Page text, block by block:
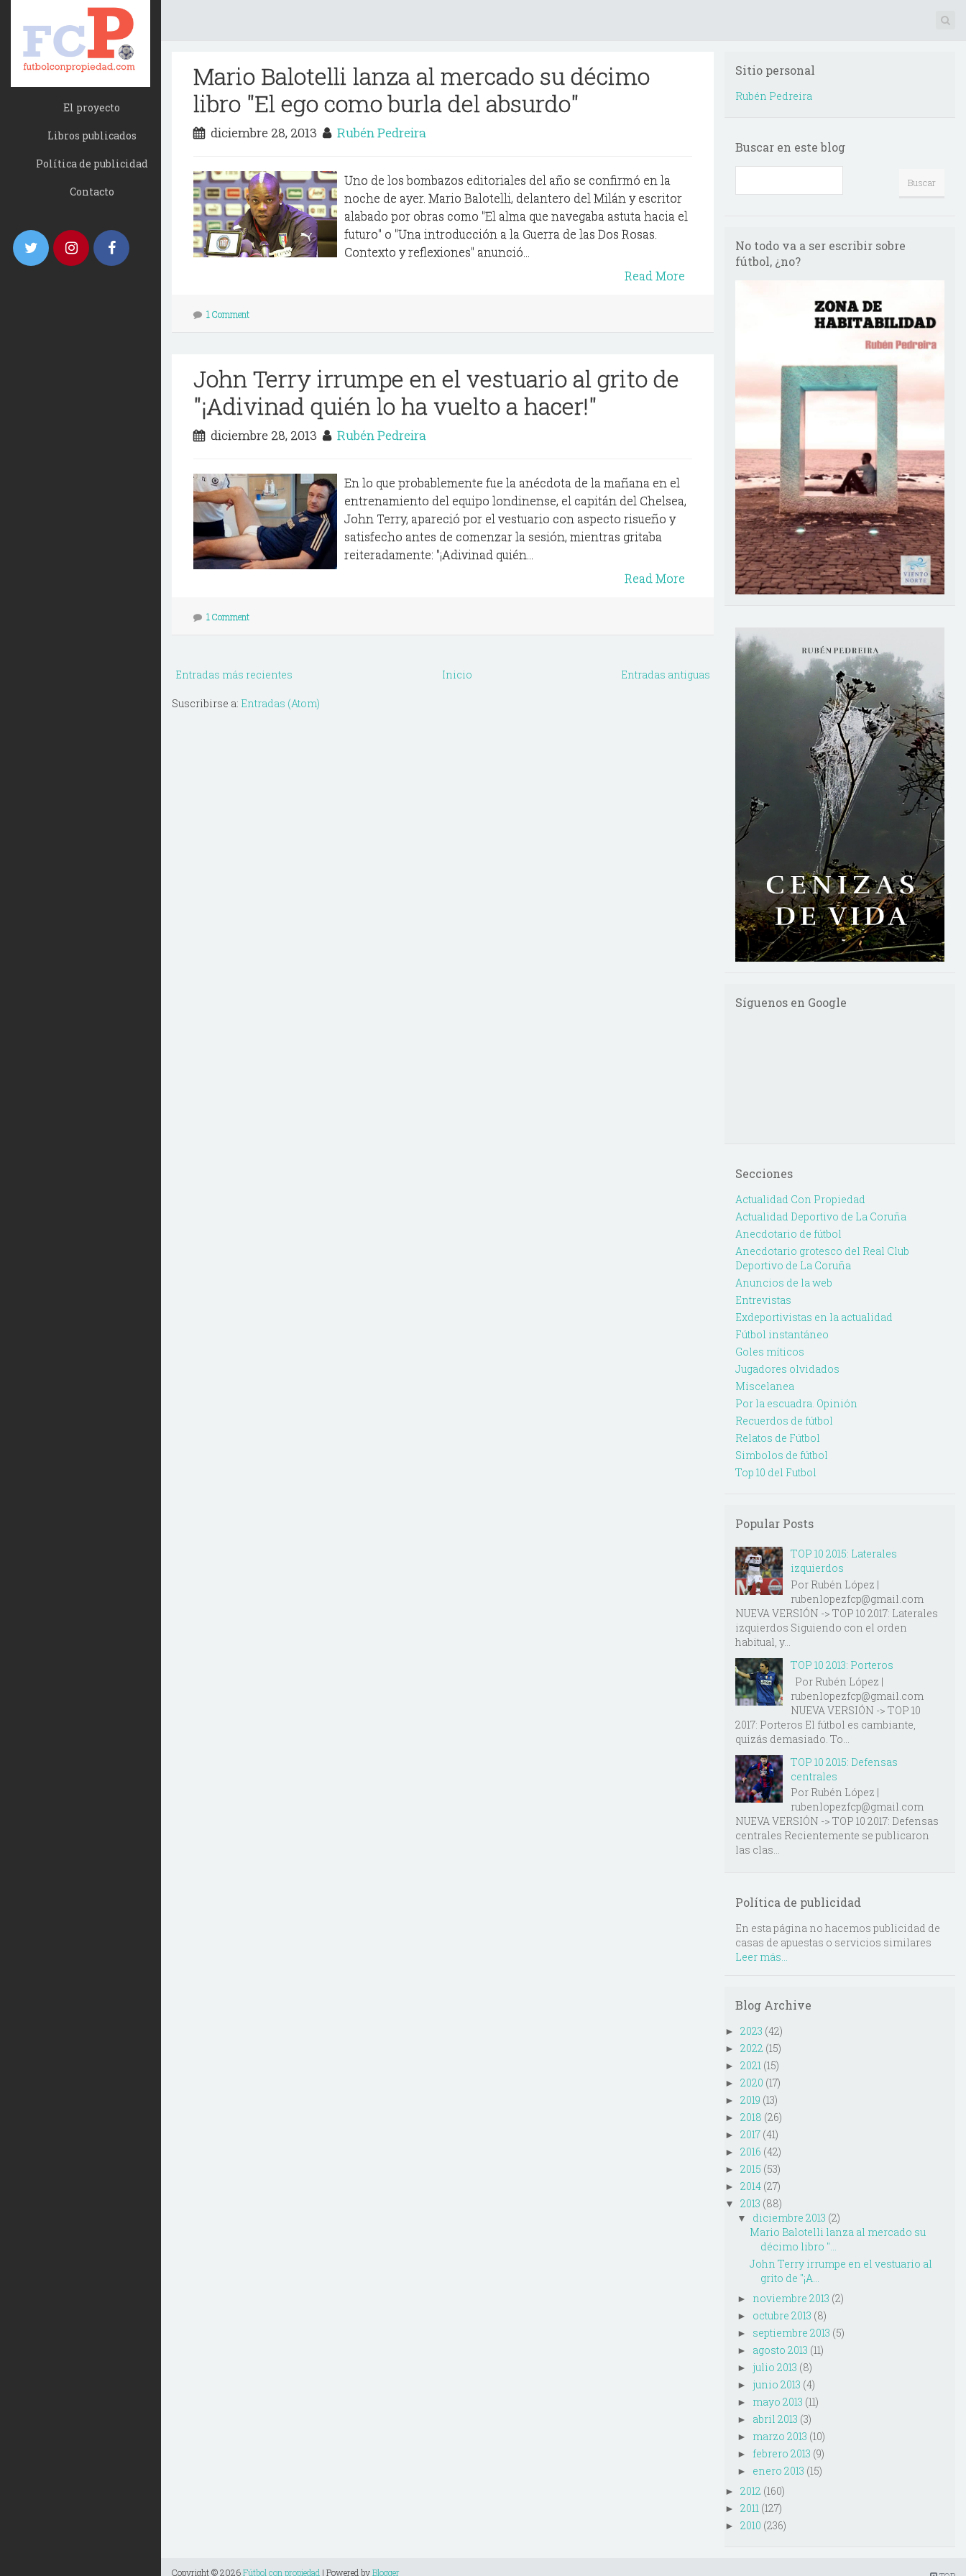
El proyecto
Libros publicados
Política de publicidad
Contacto
Mario Balotelli lanza al mercado su décimo
libro "El ego como burla del absurdo"
diciembre 28, 2013 Rubén Pedreira
Uno de los bombazos editoriales del año se confirmó en la
noche de ayer. Mario Balotelli, delantero del Milán y escritor
alabado por obras como "El alma que navegaba astuta hacia el
futuro" o "Una introducción a la Guerra de las Dos Rosas.
Contexto y reflexiones" anunció...
Read More
1 Comment
John Terry irrumpe en el vestuario al grito de
"¡Adivinad quién lo ha vuelto a hacer!"
diciembre 28, 2013 Rubén Pedreira
En lo que probablemente fue la anécdota de la mañana en el
entrenamiento del equipo londinense, el capitán del Chelsea,
John Terry, apareció por el vestuario con aspecto risueño y
satisfecho antes de comenzar la sesión, mientras gritaba
reiteradamente: "¡Adivinad quién...
Read More
1 Comment
Entradas más recientes Entradas antiguas
Inicio
Suscribirse a: Entradas (Atom)
Sitio personal
Rubén Pedreira
Buscar en este blog
No todo va a ser escribir sobre
fútbol, ¿no?
Síguenos en Google
Secciones
Actualidad Con Propiedad
Actualidad Deportivo de La Coruña
Anecdotario de fútbol
Anecdotario grotesco del Real Club
Deportivo de La Coruña
Anuncios de la web
Entrevistas
Exdeportivistas en la actualidad
Fútbol instantáneo
Goles míticos
Jugadores olvidados
Miscelanea
Por la escuadra. Opinión
Recuerdos de fútbol
Relatos de Fútbol
Simbolos de fútbol
Top 10 del Futbol
Popular Posts
TOP 10 2015: Laterales
izquierdos
Por Rubén López |
rubenlopezfcp@gmail.com
NUEVA VERSIÓN -> TOP 10 2017: Laterales
izquierdos Siguiendo con el orden
habitual, y...
TOP 10 2013: Porteros
Por Rubén López |
rubenlopezfcp@gmail.com
NUEVA VERSIÓN -> TOP 10
2017: Porteros El fútbol es cambiante,
quizás demasiado. To...
TOP 10 2015: Defensas
centrales
Por Rubén López |
rubenlopezfcp@gmail.com
NUEVA VERSIÓN -> TOP 10 2017: Defensas
centrales Recientemente se publicaron
las clas...
Política de publicidad
En esta página no hacemos publicidad de
casas de apuestas o servicios similares
Leer más...
Blog Archive
► 2023 (42)
► 2022 (15)
► 2021 (15)
► 2020 (17)
► 2019 (13)
► 2018 (26)
► 2017 (41)
► 2016 (42)
► 2015 (53)
► 2014 (27)
▼ 2013 (88)
▼ diciembre 2013 (2)
Mario Balotelli lanza al mercado su
décimo libro "...
John Terry irrumpe en el vestuario al
grito de "¡A...
► noviembre 2013 (2)
► octubre 2013 (8)
► septiembre 2013 (5)
► agosto 2013 (11)
► julio 2013 (8)
► junio 2013 (4)
► mayo 2013 (11)
► abril 2013 (3)
► marzo 2013 (10)
► febrero 2013 (9)
► enero 2013 (15)
► 2012 (160)
► 2011 (127)
► 2010 (236)
Copyright ©2026Fútbol con propiedad | Powered byBlogger